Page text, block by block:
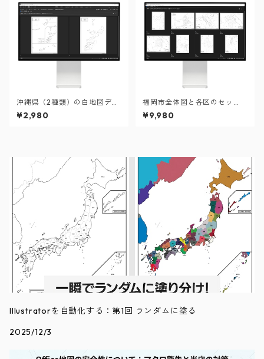
沖縄県（2種類）の白地図デー
タ（AIファイル）
¥2,980
福岡市全体図と各区のセッ
ト：町名も記載の地図データ
（PDF・Aiファイル）
¥9,980
Illustratorを自動化する：第1回 ランダムに塗る
2025/12/3